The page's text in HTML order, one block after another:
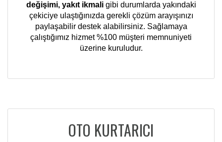
değişimi, yakıt ikmaligibi durumlarda yakındaki
çekiciye ulaştığınızda gerekli çözüm arayışınızı
paylaşabilir destek alabilirsiniz. Sağlamaya
çalıştığımız hizmet %100 müşteri memnuniyeti
üzerine kuruludur.
OTO KURTARICI